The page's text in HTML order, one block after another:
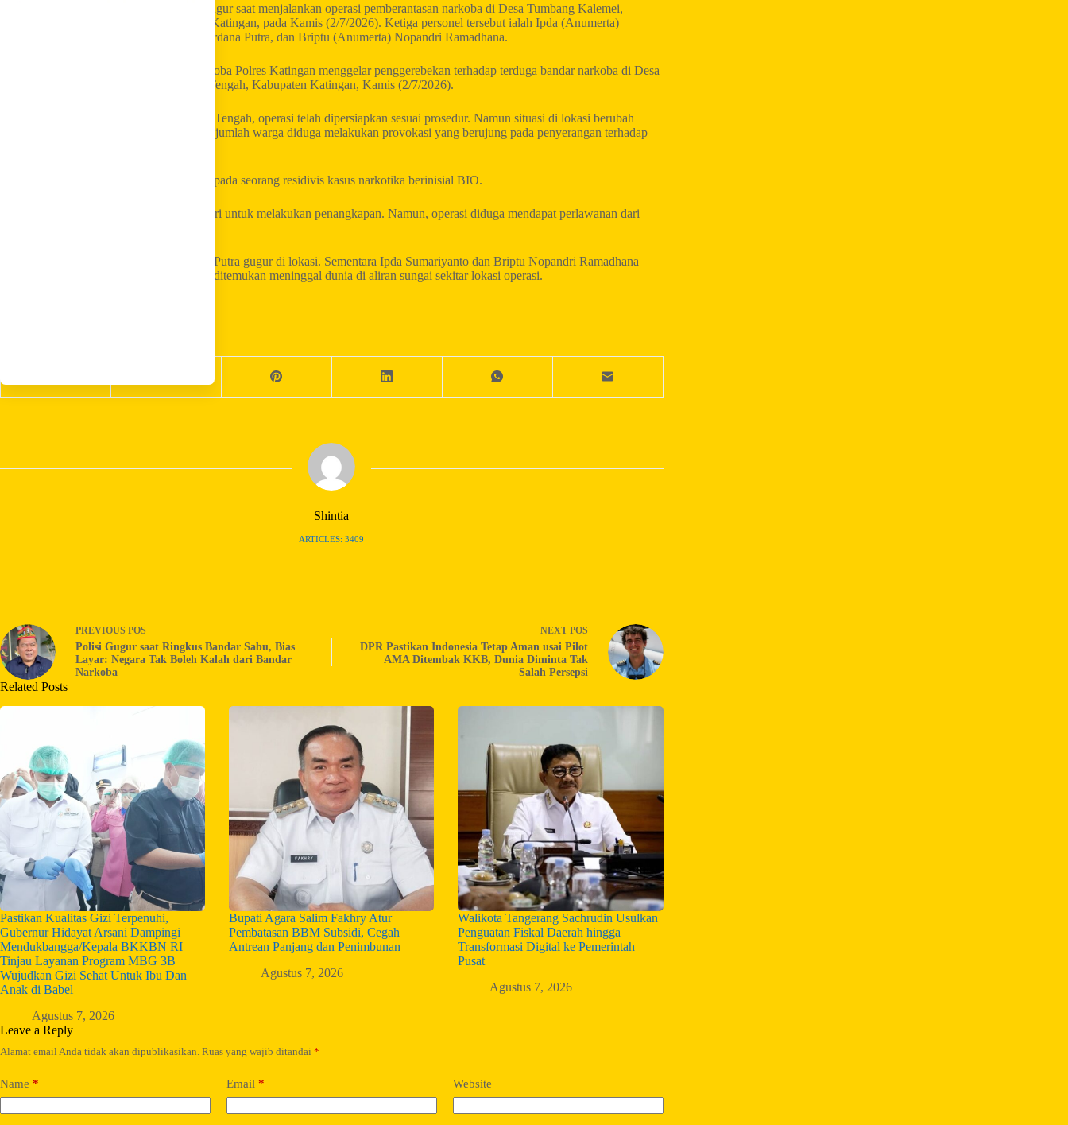
Diketahui, tiga anggota Polres Katingan gugur saat menjalankan operasi pemberantasan narkoba di Desa Tumbang Kalemei,
Kecamatan Katingan Tengah, Kabupaten Katingan, pada Kamis (2/7/2026). Ketiga personel tersebut ialah Ipda (Anumerta)
Sumariyanto, Aiptu (Anumerta) Yudhie Perdana Putra, dan Briptu (Anumerta) Nopandri Ramadhana.
Peristiwa itu bermula ketika tim Satresnarkoba Polres Katingan menggelar penggerebekan terhadap terduga bandar narkoba di Desa
Tumbang Kalemei, Kecamatan Katingan Tengah, Kabupaten Katingan, Kamis (2/7/2026).
Berdasarkan penjelasan Polda Kalimantan Tengah, operasi telah dipersiapkan sesuai prosedur. Namun situasi di lokasi berubah
setelah keluarga terduga pelaku bersama sejumlah warga diduga melakukan provokasi yang berujung pada penyerangan terhadap
Hasil penyelidikan kemudian mengarah kepada seorang residivis kasus narkotika berinisial BIO.
Tim bergerak ke lokasi pada Kamis dini hari untuk melakukan penangkapan. Namun, operasi diduga mendapat perlawanan dari
Dalam kejadian itu, Aiptu Yudhie Perdana Putra gugur di lokasi. Sementara Ipda Sumariyanto dan Briptu Nopandri Ramadhana
yang sempat dinyatakan hilang, kemudian ditemukan meninggal dunia di aliran sungai sekitar lokasi operasi.
Shintia
ARTICLES: 3409
PREVIOUS POS
Polisi Gugur saat Ringkus Bandar Sabu, Bias
Layar: Negara Tak Boleh Kalah dari Bandar
Narkoba
NEXT POS
DPR Pastikan Indonesia Tetap Aman usai Pilot
AMA Ditembak KKB, Dunia Diminta Tak
Salah Persepsi
Related Posts
Pastikan Kualitas Gizi Terpenuhi,
Gubernur Hidayat Arsani Dampingi
Mendukbangga/Kepala BKKBN RI
Tinjau Layanan Program MBG 3B
Wujudkan Gizi Sehat Untuk Ibu Dan
Anak di Babel
Agustus 7, 2026
Bupati Agara Salim Fakhry Atur
Pembatasan BBM Subsidi, Cegah
Antrean Panjang dan Penimbunan
Agustus 7, 2026
Walikota Tangerang Sachrudin Usulkan
Penguatan Fiskal Daerah hingga
Transformasi Digital ke Pemerintah
Pusat
Agustus 7, 2026
Leave a Reply
Alamat email Anda tidak akan dipublikasikan. Ruas yang wajib ditandai *
Name * Email * Website